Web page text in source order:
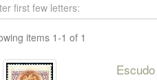
items 1-1 of 1